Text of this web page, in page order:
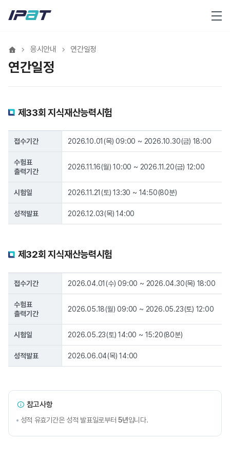
메뉴
응시안내 연간일정
연간일정
제33회 지식재산능력시험
접수기간 2026.10.01(목) 09:00 ~ 2026.10.30(금) 18:00
수험표
출력기간
2026.11.16(월) 10:00 ~ 2026.11.20(금) 12:00
시험일 2026.11.21(토) 13:30 ~ 14:50(80분)
성적발표 2026.12.03(목) 14:00
제32회 지식재산능력시험
접수기간 2026.04.01(수) 09:00 ~ 2026.04.30(목) 18:00
수험표
출력기간
2026.05.18(월) 09:00 ~ 2026.05.23(토) 12:00
시험일 2026.05.23(토) 14:00 ~ 15:20(80분)
성적발표 2026.06.04(목) 14:00
참고사항
성적 유효기간은 성적 발표일로부터5년입니다.